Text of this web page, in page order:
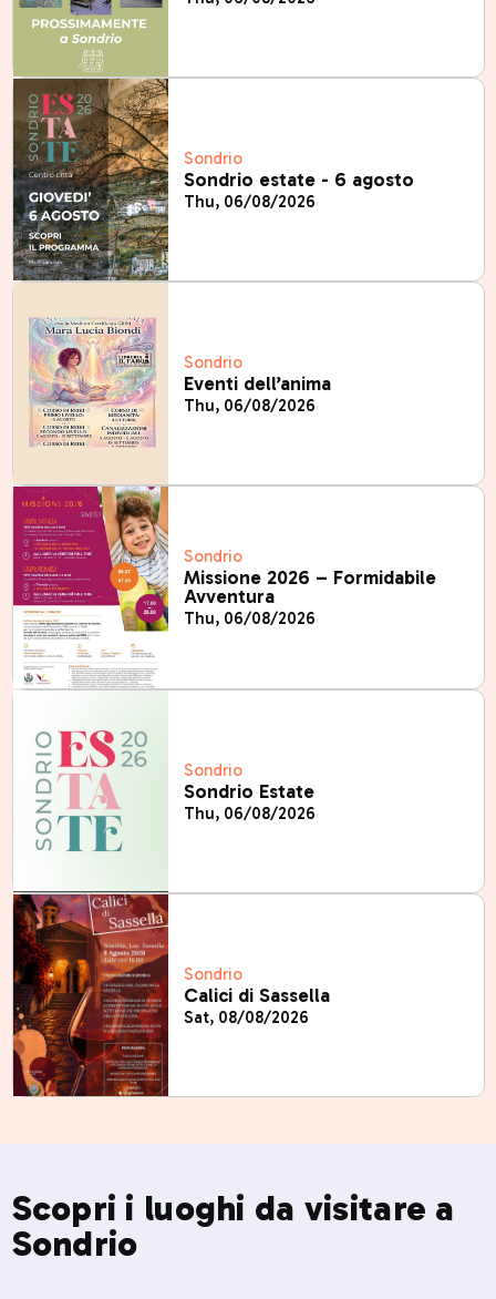
Sondrio
Sondrio estate - 6 agosto
Thu, 06/08/2026
Sondrio
Eventi dell’anima
Thu, 06/08/2026
Sondrio
Missione 2026 – Formidabile
Avventura
Thu, 06/08/2026
Sondrio
Sondrio Estate
Thu, 06/08/2026
Sondrio
Calici di Sassella
Sat, 08/08/2026
Scopri i luoghi da visitare a
Sondrio